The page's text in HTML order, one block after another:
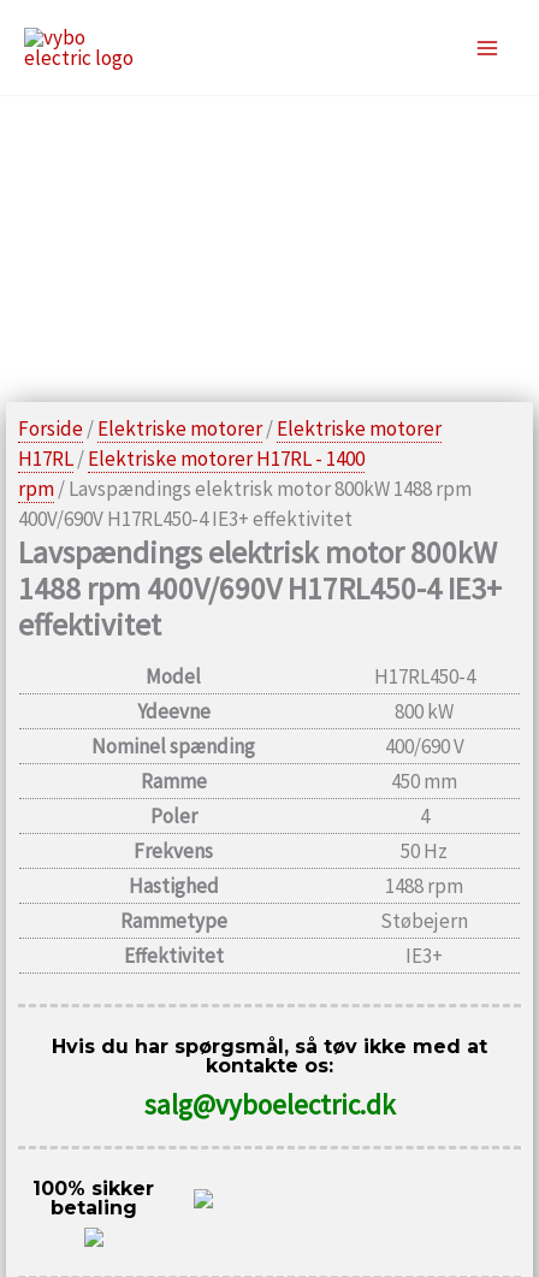
Forside/Elektriske motorer/Elektriske motorer
H17RL/Elektriske motorer H17RL - 1400
rpm/ Lavspændings elektrisk motor 800kW 1488 rpm
400V/690V H17RL450-4 IE3+ effektivitet
Lavspændings elektrisk motor 800kW
1488 rpm 400V/690V H17RL450-4 IE3+
effektivitet
Model
H17RL450-4
Ydeevne
800 kW
Nominel spænding
400/690 V
Ramme
450 mm
Poler
4
Frekvens
50 Hz
Hastighed
1488 rpm
Rammetype
Støbejern
Effektivitet
IE3+
Hvis du har spørgsmål, så tøv ikke med at
kontakte os:
salg@vyboelectric.dk
100% sikker
betaling